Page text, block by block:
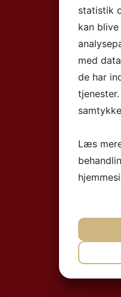
statistik
kan
med
de har
Læs